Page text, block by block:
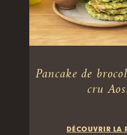
Pancake de
cru
DÉCOUVRIR LA